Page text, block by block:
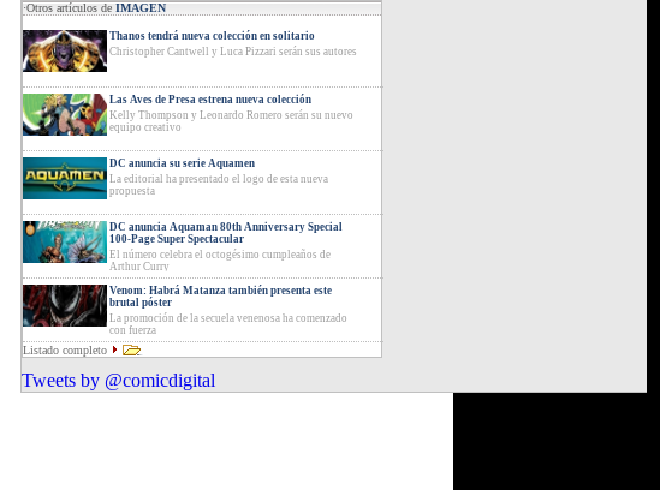
·Otros artículos deIMAGEN
Thanos tendrá nueva colección en solitario
Christopher Cantwell y Luca Pizzari serán sus autores
Las Aves de Presa estrena nueva colección
Kelly Thompson y Leonardo Romero serán su nuevo
equipo creativo
DC anuncia su serie Aquamen
La editorial ha presentado el logo de esta nueva
propuesta
DC anuncia Aquaman 80th Anniversary Special
100-Page Super Spectacular
El número celebra el octogésimo cumpleaños de
Arthur Curry
Venom: Habrá Matanza también presenta este
brutal póster
La promoción de la secuela venenosa ha comenzado
con fuerza
Listado completo
Tweets by @comicdigital